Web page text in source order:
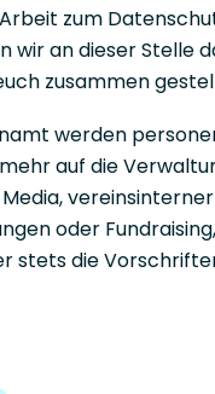
zum
wir an dieser Stelle
zusammen
werden
auf die
oder
stets die